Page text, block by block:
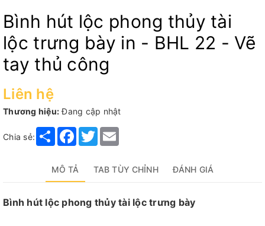
Bình hút lộc phong thủy tài
lộc trưng bày in - BHL 22 - Vẽ
tay thủ công
Liên hệ
Thương hiệu: Đang cập nhật
Chia sẻ: Share Facebook
Twitter
MÔ TẢ TAB TÙY CHỈNH ĐÁNH GIÁ
Bình hút lộc phong thủy tài lộc trưng bày